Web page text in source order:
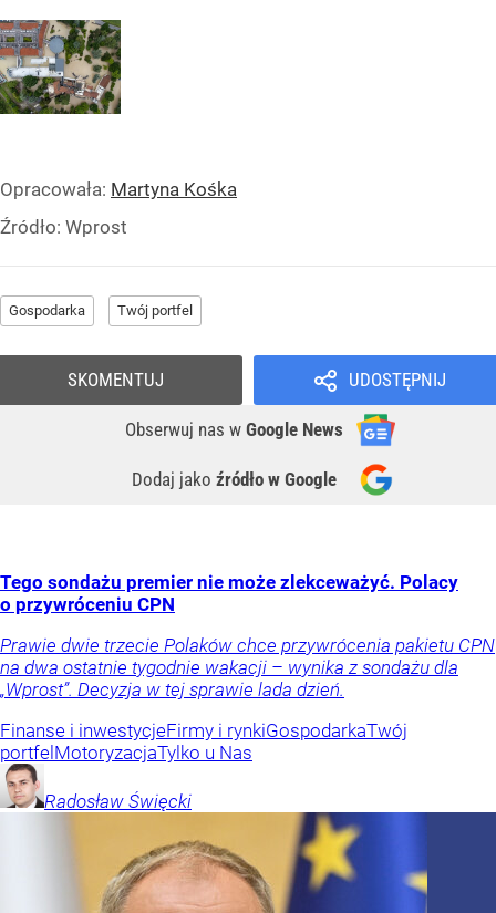
Opracowała: Martyna Kośka
Źródło: Wprost
Gospodarka Twój portfel
UDOSTĘPNIJ
Obserwuj nas w Google News
Dodaj jako źródło w Google
SKOMENTUJ
Tego sondażu premier nie może zlekceważyć. Polacy
o przywróceniu CPN
Prawie dwie trzecie Polaków chce przywrócenia pakietu CPN
na dwa ostatnie tygodnie wakacji – wynika z sondażu dla
„Wprost”. Decyzja w tej sprawie lada dzień.
Finanse i inwestycjeFirmy i rynkiGospodarkaTwój
portfelMotoryzacjaTylko u Nas
Radosław Święcki